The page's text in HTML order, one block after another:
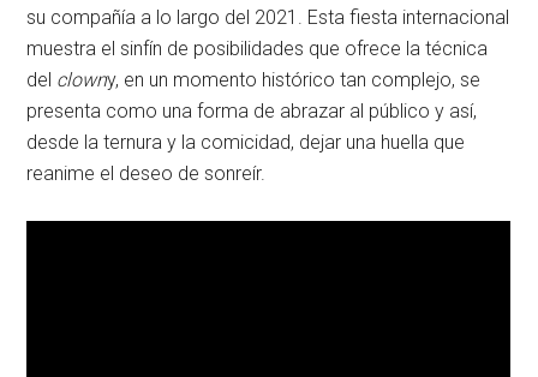
su compañía a lo largo del 2021. Esta fiesta internacional
muestra el sinfín de posibilidades que ofrece la técnica
del clowny, en un momento histórico tan complejo, se
presenta como una forma de abrazar al público y así,
desde la ternura y la comicidad, dejar una huella que
reanime el deseo de sonreír.